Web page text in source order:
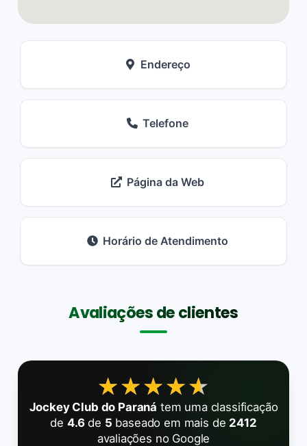
Endereço
Telefone
Página da Web
Horário de Atendimento
Avaliações de clientes
★★★★★
★★★★★
Jockey Club do Paraná tem uma classificação
de 4.6de 5 baseado em mais de 2412
avaliações no Google